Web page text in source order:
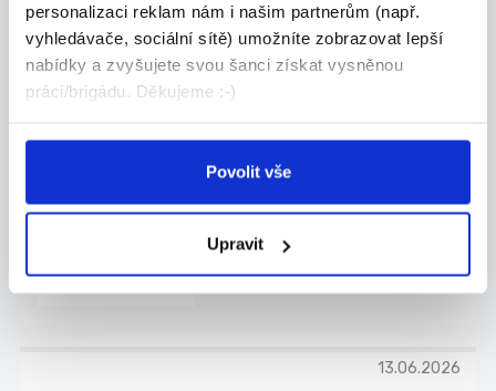
personalizaci reklam nám i našim partnerům (např.
vyhledávače, sociální sítě) umožníte zobrazovat lepší
nabídky a zvyšujete svou šanci získat vysněnou
práci/brigádu. Děkujeme :-)
Povolit vše
Upravit
01.08.2026
Operátor/ka výstupní
kontroly vozidel (29770 -
Nošovice
13.06.2026